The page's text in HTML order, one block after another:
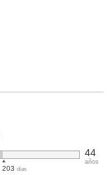
203 días
44
años